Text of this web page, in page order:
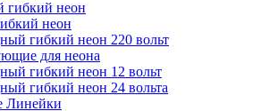
неон
гибкий неон 220 вольт
для неона
гибкий неон 12 вольт
гибкий неон 24 вольта